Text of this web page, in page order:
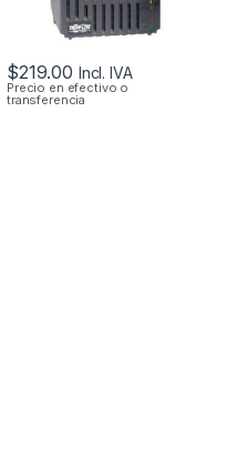
$219.00 Incl. IVA
Precio en efectivo o
transferencia